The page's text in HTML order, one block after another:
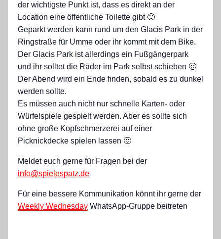
der wichtigste Punkt ist, dass es direkt an der
Location eine öffentliche Toilette gibt 🙂
Geparkt werden kann rund um den Glacis Park in der
Ringstraße für Umme oder ihr kommt mit dem Bike.
Der Glacis Park ist allerdings ein Fußgängerpark
und ihr solltet die Räder im Park selbst schieben 🙂
Der Abend wird ein Ende finden, sobald es zu dunkel
werden sollte.
Es müssen auch nicht nur schnelle Karten- oder
Würfelspiele gespielt werden. Aber es sollte sich
ohne große Kopfschmerzerei auf einer
Picknickdecke spielen lassen 🙂
Meldet euch gerne für Fragen bei der
info@spielespatz.de
Für eine bessere Kommunikation könnt ihr gerne der
Weekly Wednesday WhatsApp-Gruppe beitreten